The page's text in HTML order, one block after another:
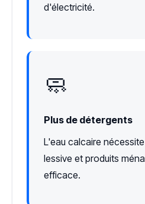
d'électricité.
🧼
Plus de détergents
L'eau calcaire
lessive et produits
efficace.